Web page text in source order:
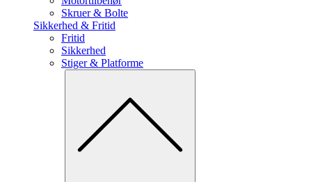
Skruer & Bolte
Sikkerhed & Fritid
Fritid
Sikkerhed
Stiger & Platforme